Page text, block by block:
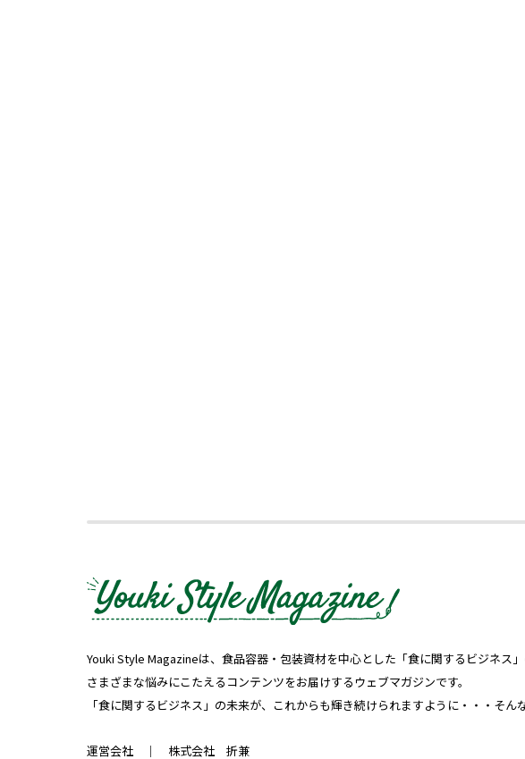
Youki Style Magazineは、食品容器・包装資材を中心とした「食に関するビジネス」
さまざまな悩みにこたえるコンテンツをお届けするウェブマガジンです。
「食に関するビジネス」の未来が、これからも輝き続けられますように・・・そん
運営会社 ｜ 株式会社 折兼